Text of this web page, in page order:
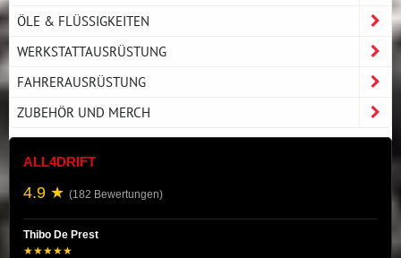
ÖLE & FLÜSSIGKEITEN
WERKSTATTAUSRÜSTUNG
FAHRERAUSRÜSTUNG
ZUBEHÖR UND MERCH
ALL4DRIFT
4.9 ★ (182 Bewertungen)
Thibo De Prest
★★★★★